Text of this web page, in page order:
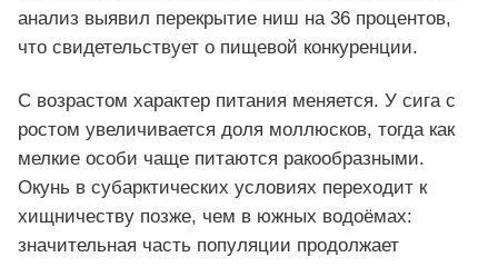
анализ выявил перекрытие ниш на 36 процентов,
что свидетельствует о пищевой конкуренции.
С возрастом характер питания меняется. У сига с
ростом увеличивается доля моллюсков, тогда как
мелкие особи чаще питаются ракообразными.
Окунь в субарктических условиях переходит к
хищничеству позже, чем в южных водоёмах:
значительная часть популяции продолжает